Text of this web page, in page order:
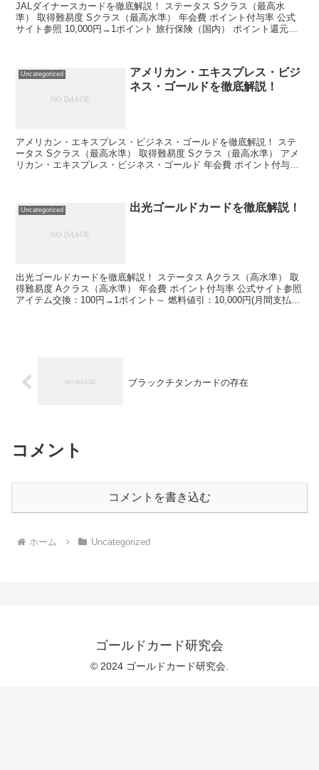
JALダイナースカードを徹底解説！ ステータス Sクラス（最高水
準） 取得難易度 Sクラス（最高水準） 年会費 ポイント付与率 公式
サイト参照 10,000円→1ポイント 旅行保険（国内） ポイント還元率
Uncategorized
アメリカン・エキスプレス・ビジ
ネス・ゴールドを徹底解説！
アメリカン・エキスプレス・ビジネス・ゴールドを徹底解説！ ステ
ータス Sクラス（最高水準） 取得難易度 Sクラス（最高水準） アメ
リカン・エキスプレス・ビジネス・ゴールド 年会費 ポイント付与率
Uncategorized 出光ゴールドカードを徹底解説！
出光ゴールドカードを徹底解説！ ステータス Aクラス（高水準） 取
得難易度 Aクラス（高水準） 年会費 ポイント付与率 公式サイト参照
アイテム交換：100円→1ポイント～ 燃料値引：10,000円(月間支払
ブラックチタンカードの存在
コメント
コメントを書き込む
ホーム Uncategorized
ゴールドカード研究会
© 2024 ゴールドカード研究会.